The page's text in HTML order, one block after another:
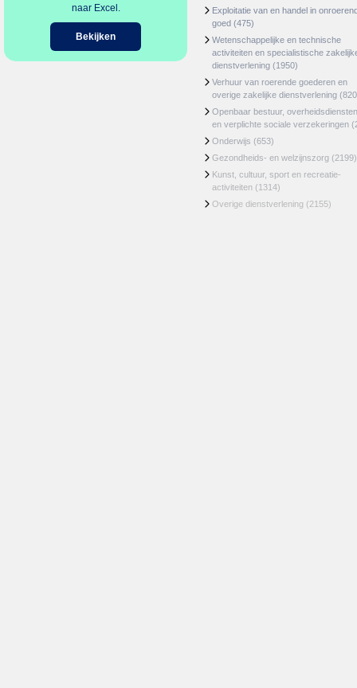
naar Excel.
Bekijken
Exploitatie van en handel in
goed (475)
Wetenschappelijke en technische
activiteiten en specialistische
dienstverlening (1950)
Verhuur van roerende goederen en
overige zakelijke dienstverlening
Openbaar bestuur, overheidsdiensten
en verplichte sociale verzekeringen
Onderwijs (653)
Gezondheids- en welzijnszorg (2199)
Kunst, cultuur, sport en recreatie-
activiteiten (1314)
Overige dienstverlening (2155)